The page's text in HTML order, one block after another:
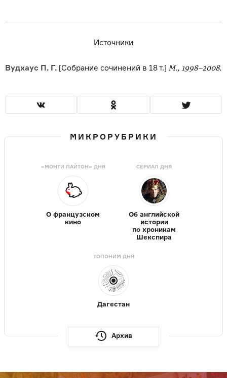
Источники
Вудхаус П. Г. [Собрание сочинений в 18 т.] М., 1998–2008.
МИКРОРУБРИКИ
«МОНТИ ПАЙТОН» ДНЯ
О французском
кино
СЕРИАЛ ДНЯ
Об английской
истории
по хроникам
Шекспира
ТОПОНИМ ДНЯ
Дагестан
Архив